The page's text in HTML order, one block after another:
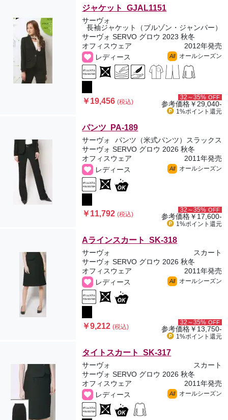
ジャケット GJAL1151
サーヴォ
長袖ジャケット（ブルゾン・ジャンパー）
サーヴォ SERVO グロウ 2023 秋冬
オフィスウェア
2012年発売
レディース
All オールシーズン
￥19,456(税込)
32～35% OFF
参考価格￥29,040-
1%ポイント 還元
パンツ PA-189
サーヴォ
パンツ（米式パンツ）スラックス
サーヴォ SERVO グロウ 2026 秋冬
オフィスウェア
2011年発売
レディース
All オールシーズン
￥11,792(税込)
32～35% OFF
参考価格￥17,600-
1%ポイント 還元
Aラインスカート SK-318
サーヴォ
スカート
サーヴォ SERVO グロウ 2026 秋冬
オフィスウェア
2011年発売
レディース
All オールシーズン
￥9,212(税込)
32～35% OFF
参考価格￥13,750-
1%ポイント 還元
タイトスカート SK-317
サーヴォ
スカート
サーヴォ SERVO グロウ 2026 秋冬
オフィスウェア
2011年発売
レディース
All オールシーズン